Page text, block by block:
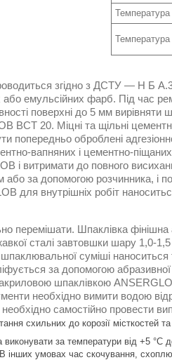
Температура
згідно з ДСТУ — Н Б
або емульсійних фарб. Під час
поверхні до 5 мм
ВСТ 20. Міцні та щільні
попередньо оброблені
вапняних і цементно-
і витримати до повного
або за допомогою розчинника, і
для внутрішніх робіт
перемішати. Шпаклівка
сталі завтовшки шару
суміші наноситься
за допомогою
шпаклівкою
необхідно вимити водою
самостійно провести
схильних до корозії місткостей та
виконувати за температури від +5 °C
В інших умовах час скочування,